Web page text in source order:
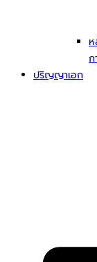
ก
ปริญญาเอก